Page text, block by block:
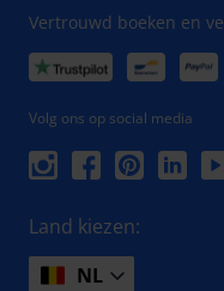
Vertrouwd boeken en
Volg ons op social media
Land kiezen:
NL